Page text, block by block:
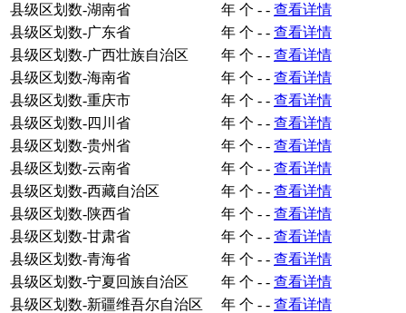
县级区划数-湖南省
年 个 - - 查看详情
县级区划数-广东省
年 个 - - 查看详情
县级区划数-广西壮族自治区
年 个 - - 查看详情
县级区划数-海南省
年 个 - - 查看详情
县级区划数-重庆市
年 个 - - 查看详情
县级区划数-四川省
年 个 - - 查看详情
县级区划数-贵州省
年 个 - - 查看详情
县级区划数-云南省
年 个 - - 查看详情
县级区划数-西藏自治区
年 个 - - 查看详情
县级区划数-陕西省
年 个 - - 查看详情
县级区划数-甘肃省
年 个 - - 查看详情
县级区划数-青海省
年 个 - - 查看详情
县级区划数-宁夏回族自治区
年 个 - - 查看详情
县级区划数-新疆维吾尔自治区
年 个 - - 查看详情